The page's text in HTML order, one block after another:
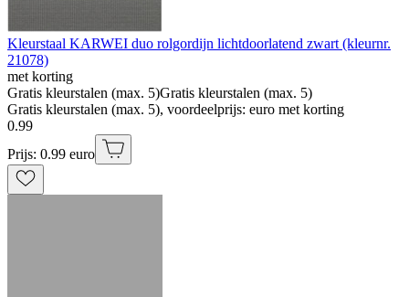
Kleurstaal KARWEI duo rolgordijn lichtdoorlatend zwart (kleurnr.
21078)
met korting
Gratis kleurstalen (max. 5)Gratis kleurstalen (max. 5)
Gratis kleurstalen (max. 5), voordeelprijs: euro met korting
0.99
Prijs: 0.99 euro